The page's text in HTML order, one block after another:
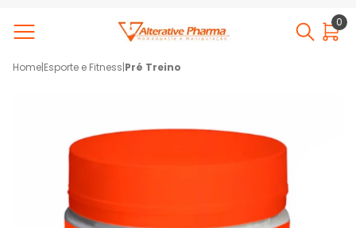
0
Home|Esporte e Fitness|Pré Treino